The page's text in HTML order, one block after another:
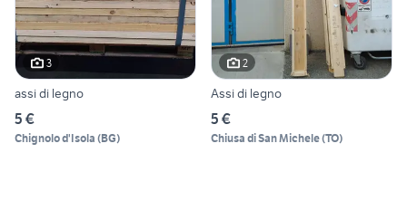
3
assi di legno
5 €
Chignolo d'Isola (BG)
2
Assi di legno
5 €
Chiusa di San Michele(TO)